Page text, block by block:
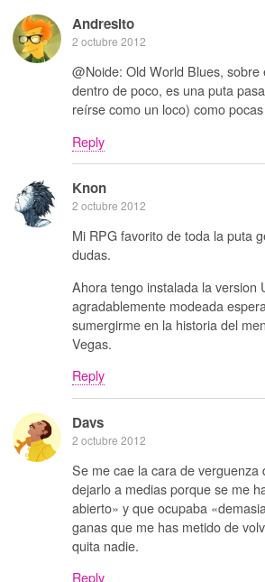
Andresito
2 octubre 2012
@Noide: Old World Blues, sobre
dentro de poco, es una puta
reírse como un loco) como
Reply
Knon
2 octubre 2012
Mi RPG favorito de toda la puta
dudas.
Ahora tengo instalada la version
agradablemente modeada
sumergirme en la historia del
Vegas.
Reply
Davs
2 octubre 2012
Se me cae la cara de verguenza
dejarlo a medias porque se me
abierto» y que ocupaba
ganas que me has metido de
quita nadie.
Reply